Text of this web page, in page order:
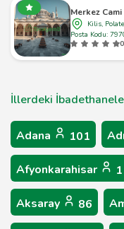
Merkez Cami
Kilis,
Posta Kodu:
İllerdeki
Adana 101
Afyonkarahisar
Aksaray 86